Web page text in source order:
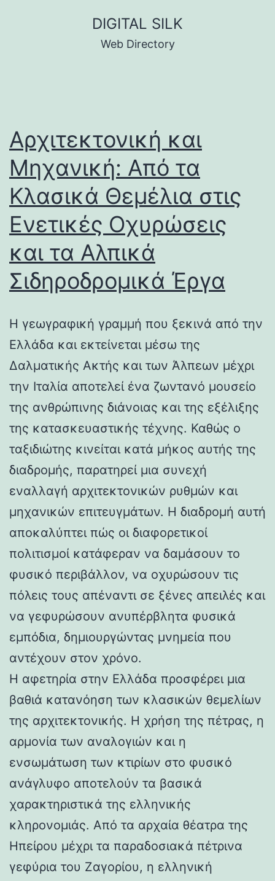
DIGITAL SILK
Web Directory
Αρχιτεκτονική και
Μηχανική: Από τα
Κλασικά Θεμέλια στις
Ενετικές Οχυρώσεις
και τα Αλπικά
Σιδηροδρομικά Έργα
Η γεωγραφική γραμμή που ξεκινά από την
Ελλάδα και εκτείνεται μέσω της
Δαλματικής Ακτής και των Άλπεων μέχρι
την Ιταλία αποτελεί ένα ζωντανό μουσείο
της ανθρώπινης διάνοιας και της εξέλιξης
της κατασκευαστικής τέχνης. Καθώς ο
ταξιδιώτης κινείται κατά μήκος αυτής της
διαδρομής, παρατηρεί μια συνεχή
εναλλαγή αρχιτεκτονικών ρυθμών και
μηχανικών επιτευγμάτων. Η διαδρομή αυτή
αποκαλύπτει πώς οι διαφορετικοί
πολιτισμοί κατάφεραν να δαμάσουν το
φυσικό περιβάλλον, να οχυρώσουν τις
πόλεις τους απέναντι σε ξένες απειλές και
να γεφυρώσουν ανυπέρβλητα φυσικά
εμπόδια, δημιουργώντας μνημεία που
αντέχουν στον χρόνο.
Η αφετηρία στην Ελλάδα προσφέρει μια
βαθιά κατανόηση των κλασικών θεμελίων
της αρχιτεκτονικής. Η χρήση της πέτρας, η
αρμονία των αναλογιών και η
ενσωμάτωση των κτιρίων στο φυσικό
ανάγλυφο αποτελούν τα βασικά
χαρακτηριστικά της ελληνικής
κληρονομιάς. Από τα αρχαία θέατρα της
Ηπείρου μέχρι τα παραδοσιακά πέτρινα
γεφύρια του Ζαγορίου, η ελληνική